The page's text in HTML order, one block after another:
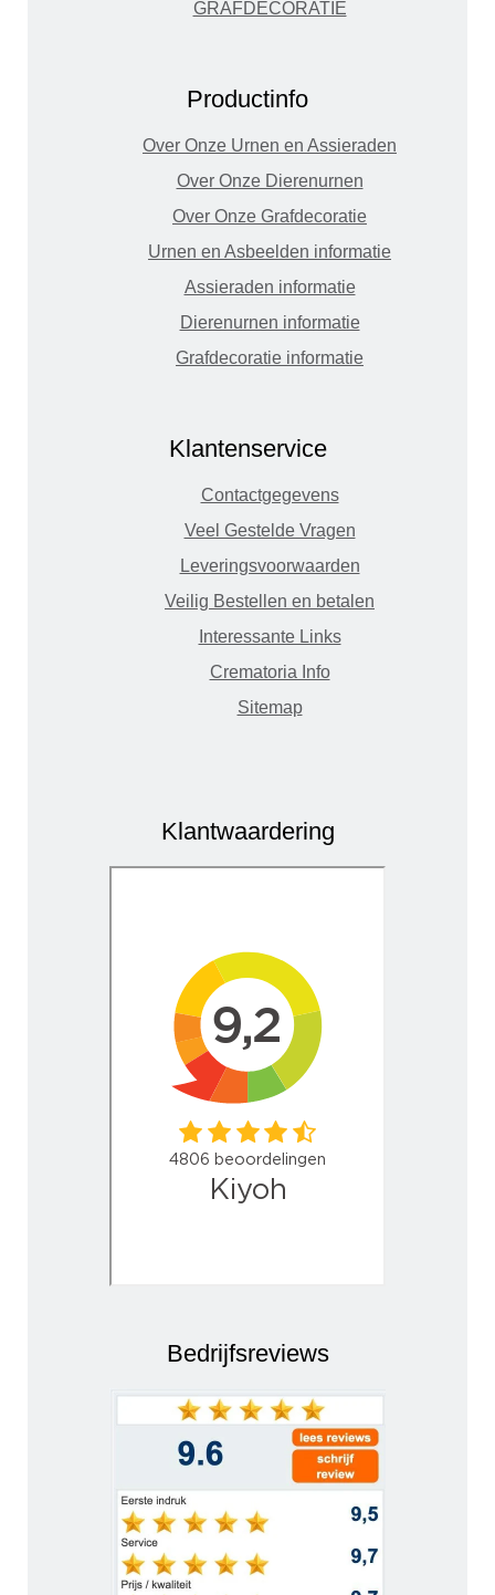
GRAFDECORATIE
Productinfo
Over Onze Urnen en Assieraden
Over Onze Dierenurnen
Over Onze Grafdecoratie
Urnen en Asbeelden informatie
Assieraden informatie
Dierenurnen informatie
Grafdecoratie informatie
Klantenservice
Contactgegevens
Veel Gestelde Vragen
Leveringsvoorwaarden
Veilig Bestellen en betalen
Interessante Links
Crematoria Info
Sitemap
Klantwaardering
Bedrijfsreviews